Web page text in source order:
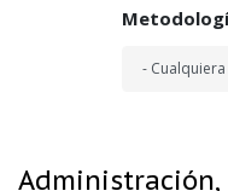
Administración,